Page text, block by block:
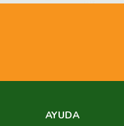
AYUDA